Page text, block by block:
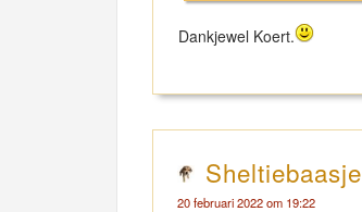
Dankjewel Koert.
Sheltiebaasje
20 februari 2022 om 19:22